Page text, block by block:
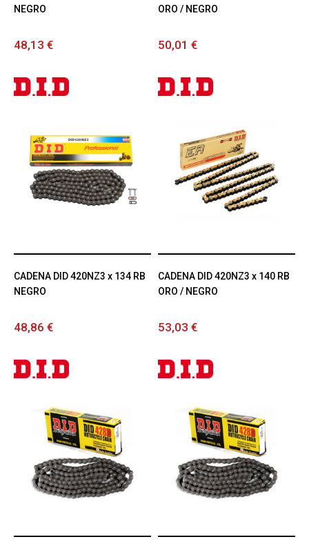
NEGRO
48,13 €
ORO / NEGRO
50,01 €
CADENA DID 420NZ3 x 134 RB
NEGRO
48,86 €
CADENA DID 420NZ3 x 140 RB
ORO / NEGRO
53,03 €